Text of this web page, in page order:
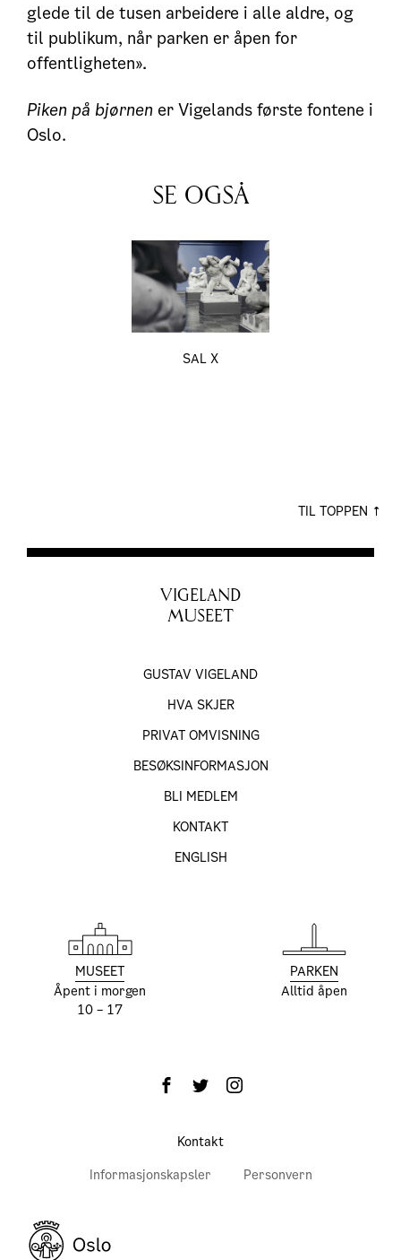
glede til de tusen arbeidere i alle aldre, og
til publikum, når parken er åpen for
offentligheten».
Piken på bjørnen er Vigelands første fontene i
Oslo.
SE OGSÅ
SAL X
TIL TOPPEN
VIGELAND
MUSEET
GUSTAV VIGELAND
HVA SKJER
PRIVAT OMVISNING
BESØKS­INFORMASJON
BLI MEDLEM
KONTAKT
ENGLISH
MUSEET
Åpent i morgen
10 – 17
PARKEN
Alltid åpen
Kontakt
Informasjonskapsler
Personvern